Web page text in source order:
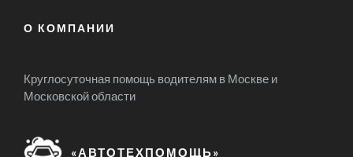
О КОМПАНИИ
Круглосуточная помощь водителям в Москве и
Московской области
«АВТОТЕХПОМОЩЬ»